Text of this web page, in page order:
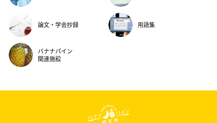
論文・学会抄録 用語集
バナナパイン
関連施設